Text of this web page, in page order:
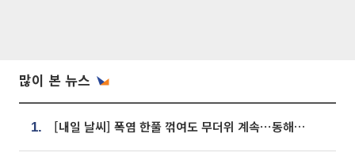
많이 본 뉴스
1. [내일 날씨] 폭염 한풀 꺾여도 무더위 계속⋯동해안 이틀 연속 비